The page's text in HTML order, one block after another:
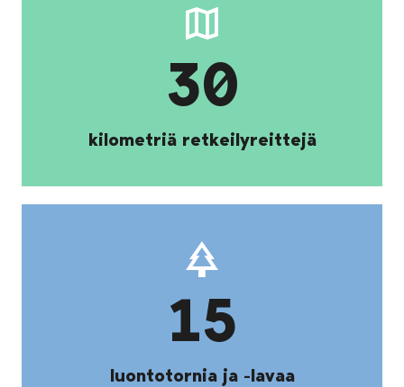
30
kilometriä retkeilyreittejä
15
luontotornia ja -lavaa